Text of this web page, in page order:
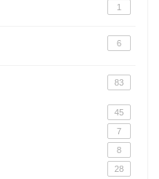
1
6
83
45
7
8
28